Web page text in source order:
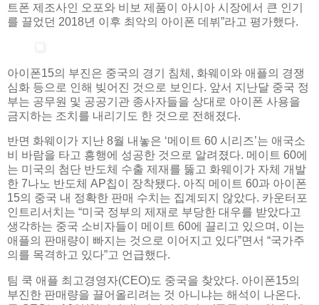
트폰 제조사인 오포와 비보 제품이 아시아 시장에서 큰 인기
를 끌었던 2018년 이후 최악의 아이폰 데뷔”라고 평가했다.
아이폰15의 부진은 중국의 경기 침체, 화웨이와 애플의 경쟁
심화 등으로 인해 빚어진 것으로 보인다. 앞서 지난달 중국 정
부는 공무원 및 공공기관 종사자들을 상대로 아이폰 사용을
금지하는 조치를 내리기도 한 것으로 전해졌다.
반면 화웨이가 지난 8월 내놓은 ‘메이트 60 시리즈’는 애국소
비 바람을 타고 흥행에 성공한 것으로 알려졌다. 메이트 60에
는 미국의 첨단 반도체 수출 제재를 뚫고 화웨이가 자체 개발
한 7나노 반도체 AP칩이 장착됐다. 아직 메이트 60과 아이폰
15의 중국 내 정확한 판매 수치는 집계되지 않았다. 카운터포
인트리서치는 “미국 정부의 제재로 부당한 대우를 받았다고
생각하는 중국 소비자들이 메이트 60에 끌리고 있으며, 이는
애플의 판매량이 빠지는 것으로 이어지고 있다”면서 “국가주
의를 목격하고 있다”고 언급했다.
팀 쿡 애플 최고경영자(CEO)도 중국을 찾았다. 아이폰15의
부진한 판매량을 끌어올리려는 것 아니냐는 해석이 나온다.